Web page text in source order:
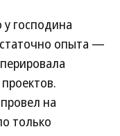
господина
опыта —
на
только